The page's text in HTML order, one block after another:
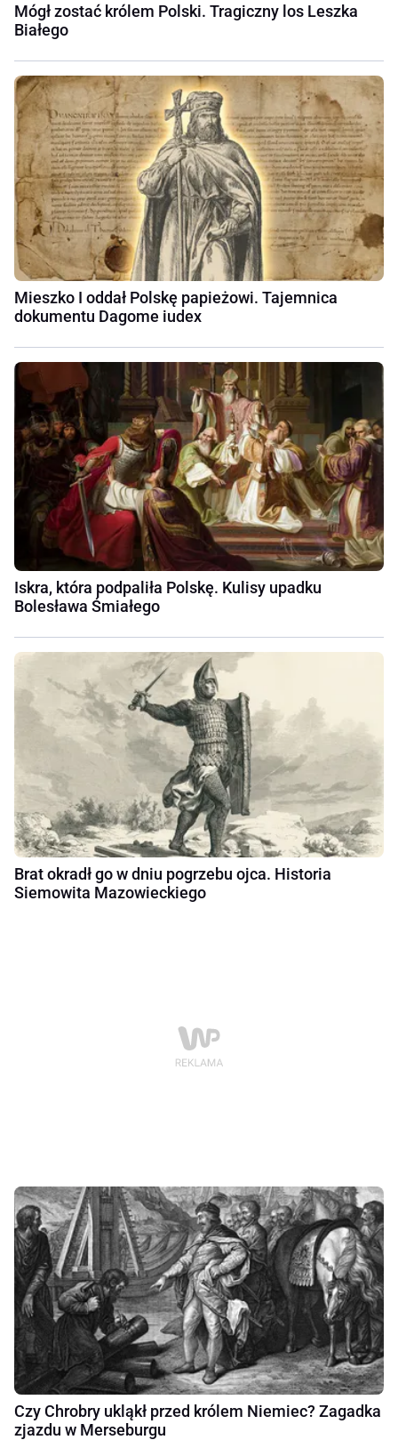
Mógł zostać królem Polski. Tragiczny los Leszka
Białego
Mieszko I oddał Polskę papieżowi. Tajemnica
dokumentu Dagome iudex
Iskra, która podpaliła Polskę. Kulisy upadku
Bolesława Śmiałego
Brat okradł go w dniu pogrzebu ojca. Historia
Siemowita Mazowieckiego
Czy Chrobry ukląkł przed królem Niemiec? Zagadka
zjazdu w Merseburgu